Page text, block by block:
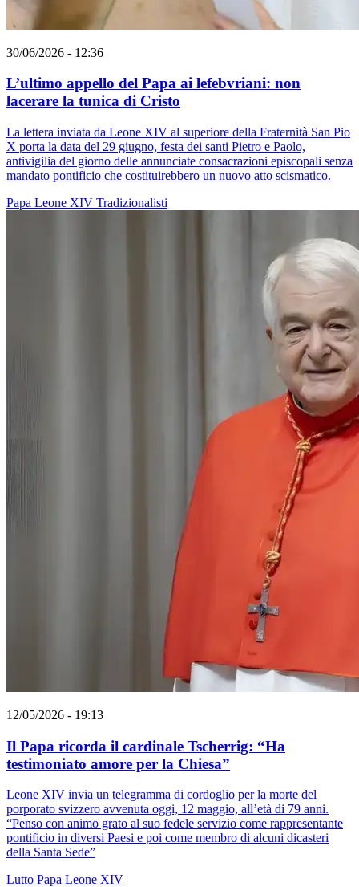
30/06/2026 - 12:36
L’ultimo appello del Papa ai lefebvriani: non
lacerare la tunica di Cristo
La lettera inviata da Leone XIV al superiore della Fraternità San Pio
X porta la data del 29 giugno, festa dei santi Pietro e Paolo,
antivigilia del giorno delle annunciate consacrazioni episcopali senza
mandato pontificio che costituirebbero un nuovo atto scismatico.
Papa Leone XIV Tradizionalisti
12/05/2026 - 19:13
Il Papa ricorda il cardinale Tscherrig: “Ha
testimoniato amore per la Chiesa”
Leone XIV invia un telegramma di cordoglio per la morte del
porporato svizzero avvenuta oggi, 12 maggio, all’età di 79 anni.
“Penso con animo grato al suo fedele servizio come rappresentante
pontificio in diversi Paesi e poi come membro di alcuni dicasteri
della Santa Sede”
Lutto Papa Leone XIV